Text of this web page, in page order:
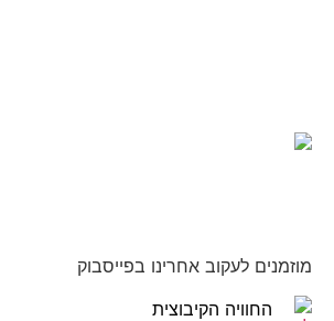
מוזמנים לעקוב אחרינו בפייסבוק
החוויה הקיבוצית